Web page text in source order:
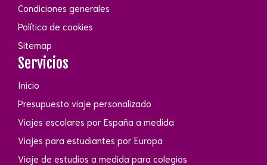
Condiciones generales
Política de cookies
Sitemap
Servicios
Inicio
Presupuesto viaje personalizado
Viajes escolares por España a medida
Viajes para estudiantes por Europa
Viaje de estudios a medida para colegios